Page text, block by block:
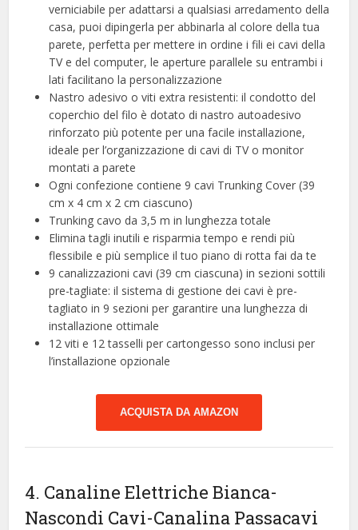
verniciabile per adattarsi a qualsiasi arredamento della
casa, puoi dipingerla per abbinarla al colore della tua
parete, perfetta per mettere in ordine i fili ei cavi della
TV e del computer, le aperture parallele su entrambi i
lati facilitano la personalizzazione
Nastro adesivo o viti extra resistenti: il condotto del
coperchio del filo è dotato di nastro autoadesivo
rinforzato più potente per una facile installazione,
ideale per l’organizzazione di cavi di TV o monitor
montati a parete
Ogni confezione contiene 9 cavi Trunking Cover (39
cm x 4 cm x 2 cm ciascuno)
Trunking cavo da 3,5 m in lunghezza totale
Elimina tagli inutili e risparmia tempo e rendi più
flessibile e più semplice il tuo piano di rotta fai da te
9 canalizzazioni cavi (39 cm ciascuna) in sezioni sottili
pre-tagliate: il sistema di gestione dei cavi è pre-
tagliato in 9 sezioni per garantire una lunghezza di
installazione ottimale
12 viti e 12 tasselli per cartongesso sono inclusi per
l’installazione opzionale
ACQUISTA DA AMAZON
4. Canaline Elettriche Bianca-
Nascondi Cavi-Canalina Passacavi